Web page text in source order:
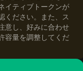
イティブトークンが
ください。また、ス
意し、好みに合わせ
容量を調整してくだ